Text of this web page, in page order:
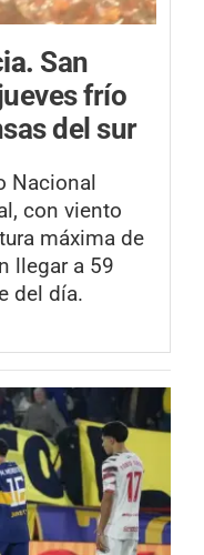
San
frío
del sur
Nacional
con viento
máxima de
llegar a 59
del día.